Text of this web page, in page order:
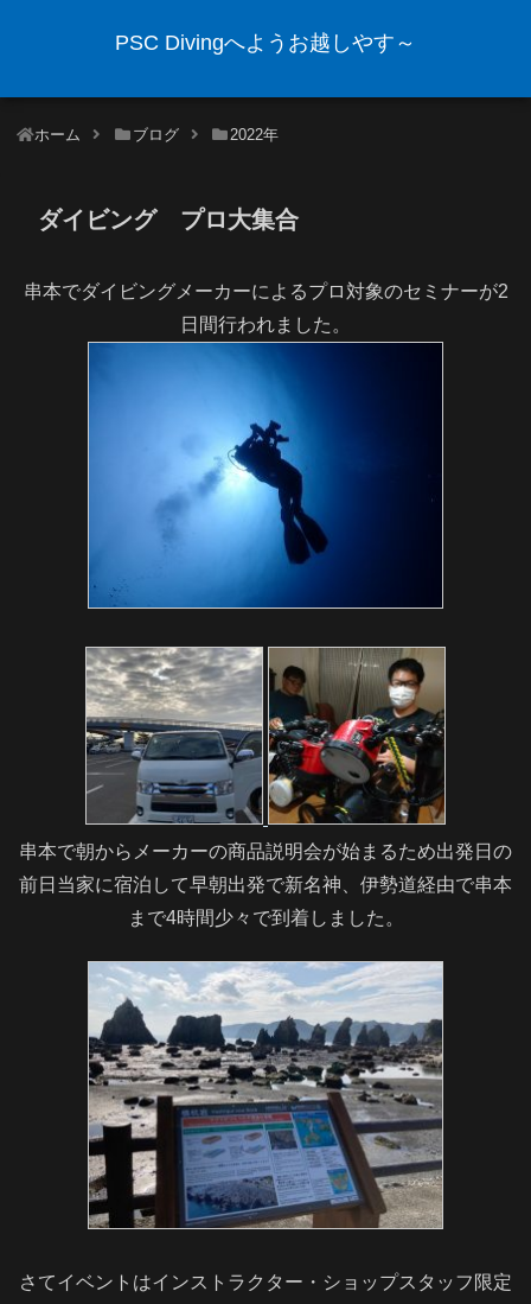
PSC Divingへようお越しやす～
ホーム ブログ 2022年
ダイビング プロ大集合
串本でダイビングメーカーによるプロ対象のセミナーが2
日間行われました。
串本で朝からメーカーの商品説明会が始まるため出発日の
前日当家に宿泊して早朝出発で新名神、伊勢道経由で串本
まで4時間少々で到着しました。
さてイベントはインストラクター・ショップスタッフ限定